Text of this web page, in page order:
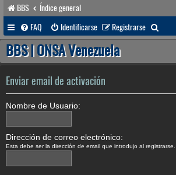
BBS
Índice general
FAQ
Identificarse Registrarse
u
a
BBS | ONSA Venezuela
Enviar email de activación
Nombre de Usuario:
Dirección de correo electrónico:
Esta debe ser la dirección de email que introdujo al registrarse.